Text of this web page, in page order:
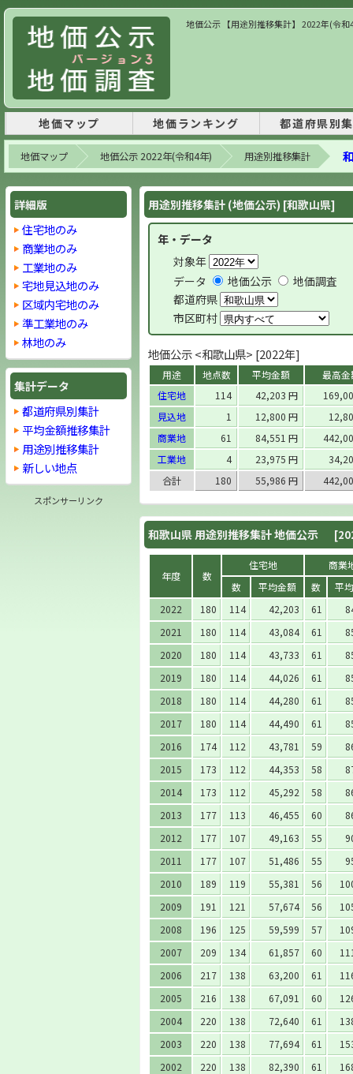
地価公示 【用途別推移集計】 2022年(令
地価マップ 地価ランキング 都道府県別
地価マップ 地価公示 2022年(令和4年) 用途別推移集計
用途別推移集計 (地価公示) [和歌山県]
年・データ
対象年
データ
地価公示
地価調査
都道府県
市区町村
地価公示 <和歌山県> [2022年]
用途 地点数 平均金額
最高金
住宅地
114 42,203 円
見込地
1 12,800 円
商業地
61 84,551 円
工業地
4 23,975 円
合計
180 55,986 円
和歌山県 用途別推移集計 地価公示
年度 数
住宅地
商業
数
平均金額 数
平
2022
180 114 42,203 61
2021
180 114 43,084 61
2020
180 114 43,733 61
2019
180 114 44,026 61
2018
180 114 44,280 61
2017
180 114 44,490 61
2016
174 112 43,781 59
2015
173 112 44,353 58
2014
173 112 45,292 58
2013
177 113 46,455 60
2012
177 107 49,163 55
2011
177 107 51,486 55
2010
189 119 55,381 56
2009
191 121 57,674 56
2008
196 125 59,599 57
2007
209 134 61,857 60
2006
217 138 63,200 61
2005
216 138 67,091 60
2004
220 138 72,640 61
2003
220 138 77,694 61
2002
220 138 82,390 61
詳細版
住宅地のみ
商業地のみ
工業地のみ
宅地見込地のみ
区域内宅地のみ
準工業地のみ
林地のみ
集計データ
都道府県別集計
平均金額推移集計
用途別推移集計
新しい地点
スポンサーリンク